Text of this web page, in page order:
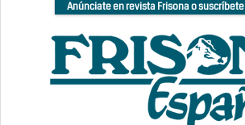
Anúnciate en revista Frisona o suscríbete